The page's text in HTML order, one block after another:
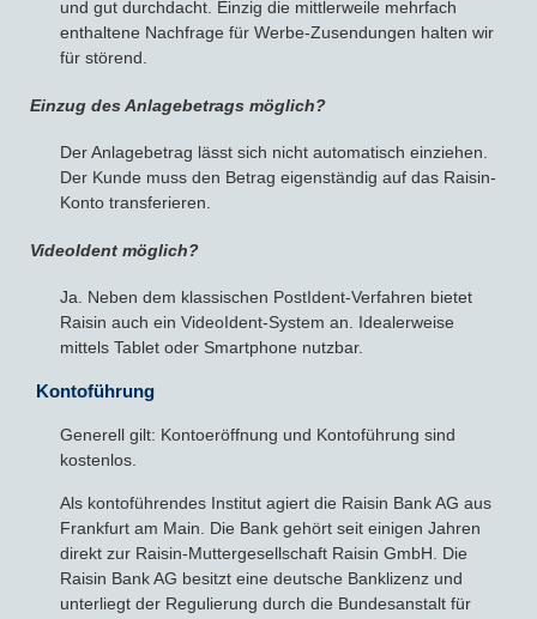
und gut durchdacht. Einzig die mittlerweile mehrfach
enthaltene Nachfrage für Werbe-Zusendungen halten wir
für störend.
Einzug des Anlagebetrags möglich?
Der Anlagebetrag lässt sich nicht automatisch einziehen.
Der Kunde muss den Betrag eigenständig auf das Raisin-
Konto transferieren.
VideoIdent möglich?
Ja. Neben dem klassischen PostIdent-Verfahren bietet
Raisin auch ein VideoIdent-System an. Idealerweise
mittels Tablet oder Smartphone nutzbar.
Kontoführung
Generell gilt: Kontoeröffnung und Kontoführung sind
kostenlos.
Als kontoführendes Institut agiert die Raisin Bank AG aus
Frankfurt am Main. Die Bank gehört seit einigen Jahren
direkt zur Raisin-Muttergesellschaft Raisin GmbH. Die
Raisin Bank AG besitzt eine deutsche Banklizenz und
unterliegt der Regulierung durch die Bundesanstalt für